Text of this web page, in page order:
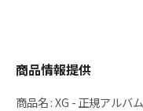
商品情報提供
商品名:XG - 正規アルバ